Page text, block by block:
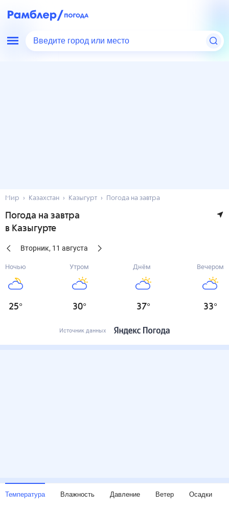
Введите город или место
Мир Казахстан Казыгурт Погода на завтра
Погода на завтра
в Казыгурте
Вторник, 11 августа
Ночью
25°
Утром
30°
Днём
37°
Вечером
33°
Источник данных
Температура Влажность Давление Ветер Осадки